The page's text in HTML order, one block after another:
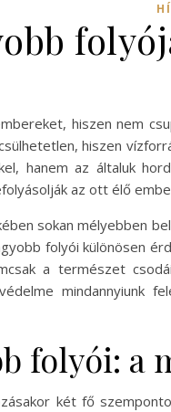
hiszen nem
hiszen
hanem az általuk
az ott élő
sokan mélyebben
folyói különösen
a természet
mindannyiunk
folyói: a
két fő